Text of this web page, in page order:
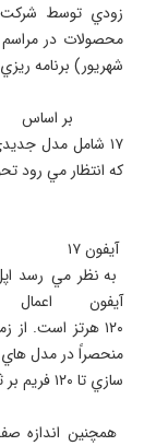
زودي توسط
بر
به نظر مي رسد
آيفون
منحصراً در مدل هاي